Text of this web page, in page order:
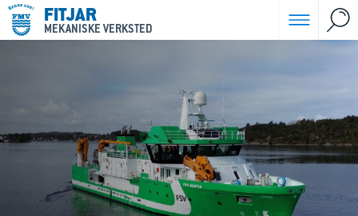
FITJAR
MEKANISKE VERKSTED